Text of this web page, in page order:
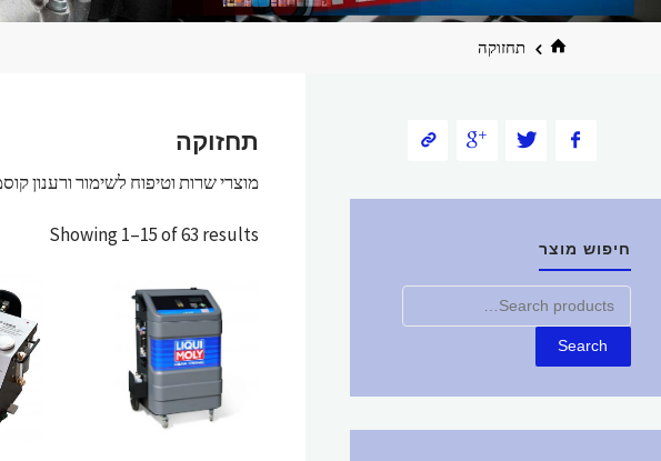
תחזוקה
תחזוקה
מוצרי שרות וטיפוח לשימור ורענון
Showing 1–15 of 63 results
חיפוש מוצר
את:
Search